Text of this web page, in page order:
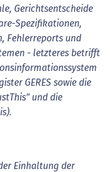
Gerichtsentscheide
Spezifikationen,
Fehlerreports und
- letzteres betrifft
GERES sowie die
und die
Einhaltung der